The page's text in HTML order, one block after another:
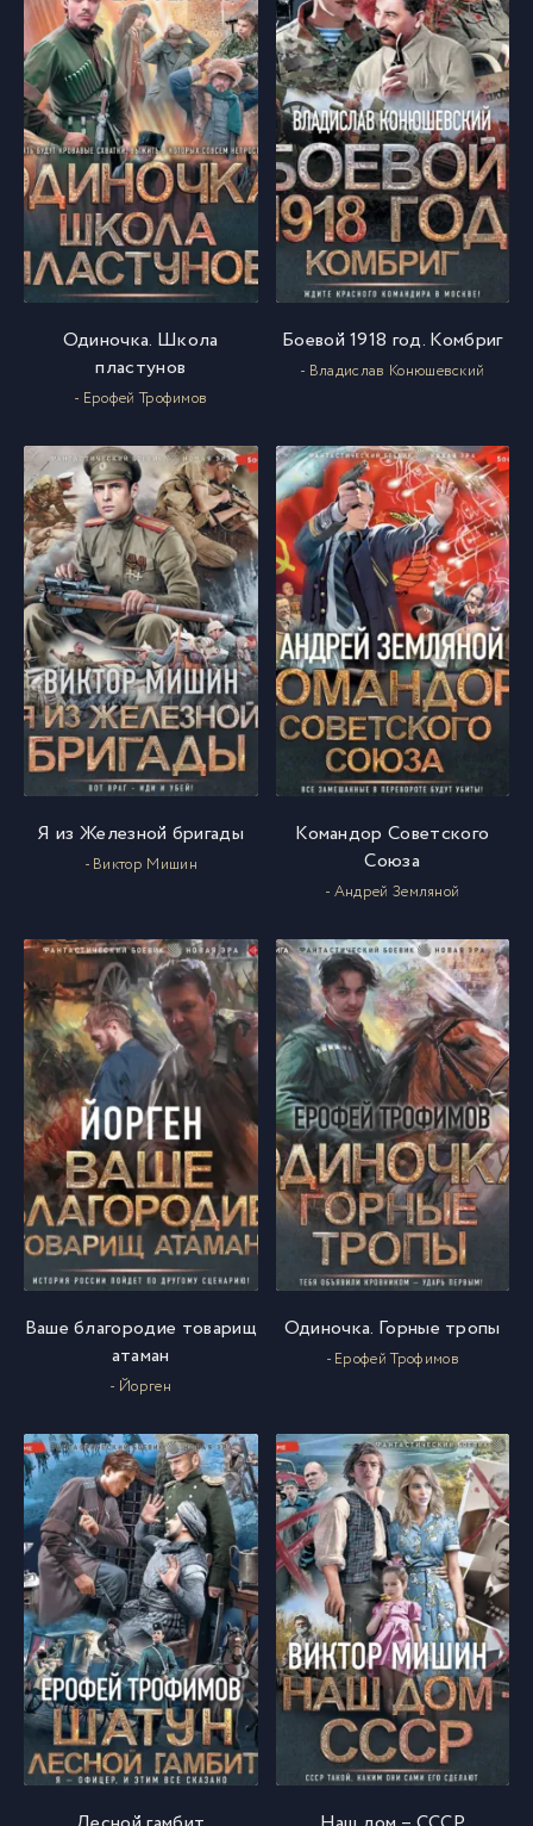
Одиночка. Школа
пластунов
- Ерофей Трофимов
Боевой 1918 год. Комбриг
- Владислав Конюшевский
Я из Железной бригады
- Виктор Мишин
Командор Советского
Союза
- Андрей Земляной
Ваше благородие товарищ
атаман
- Йорген
Одиночка. Горные тропы
- Ерофей Трофимов